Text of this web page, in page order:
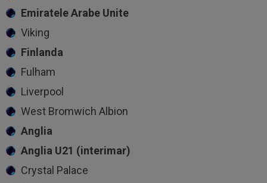
Emiratele Arabe Unite
Viking
Finlanda
Fulham
Liverpool
West Bromwich Albion
Anglia
Anglia U21 (interimar)
Crystal Palace